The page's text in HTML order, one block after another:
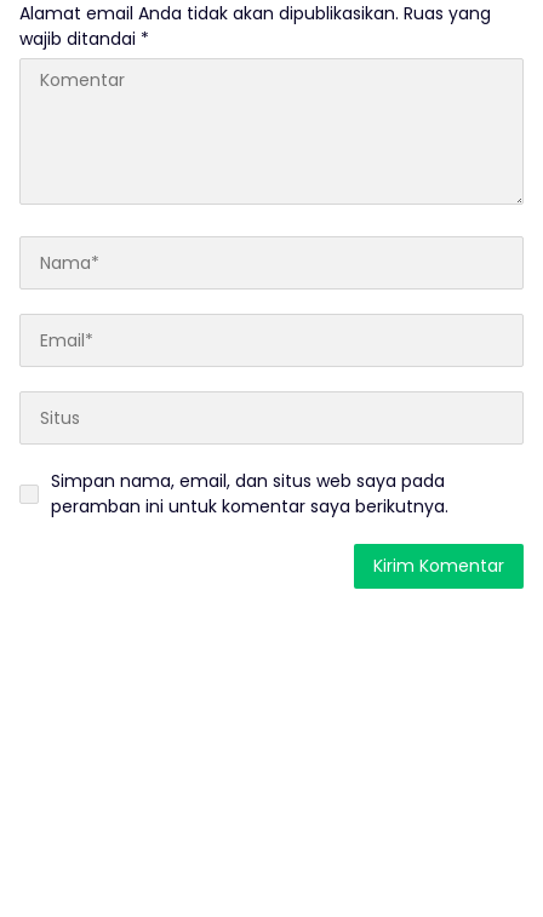
Alamat email Anda tidak akan dipublikasikan. Ruas yang
wajib ditandai *
Simpan nama, email, dan situs web saya pada
peramban ini untuk komentar saya berikutnya.